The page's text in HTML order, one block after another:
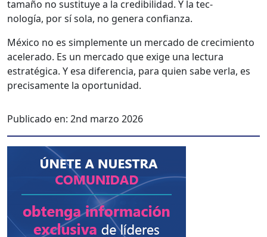
tamaño no susti­tuye a la cred­i­bil­i­dad. Y la tec­
nología, por sí sola, no gen­era con­fi­an­za.
Méx­i­co no es sim­ple­mente un mer­ca­do de crec­imien­to
acel­er­a­do. Es un mer­ca­do que exige una lec­tura
estratég­i­ca. Y esa difer­en­cia, para quien sabe ver­la, es
pre­cisa­mente la opor­tu­nidad.
Publicado en: 2nd marzo 2026